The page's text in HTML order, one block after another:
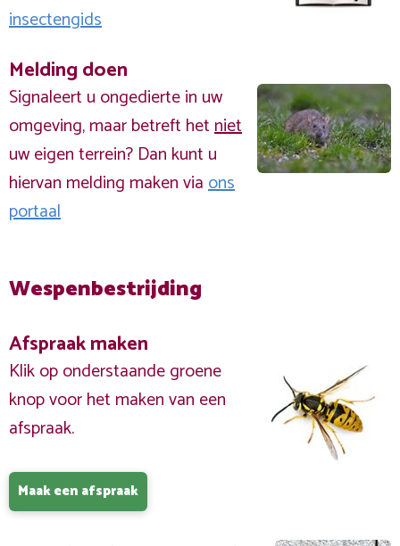
insectengids
Melding doen
Signaleert u ongedierte in uw
omgeving, maar betreft hetniet
uw eigen terrein? Dan kunt u
hiervan melding maken viaons
portaal
Wespenbestrijding
Afspraak maken
Klik op onderstaande groene
knop voor het maken van een
afspraak.
Maak een afspraak